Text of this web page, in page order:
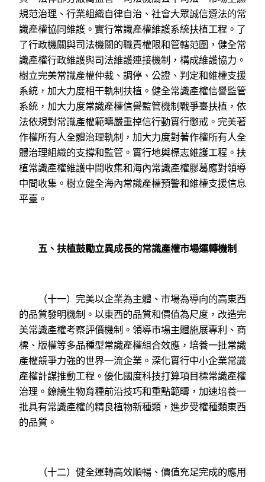
規范治理、行業組織自律自治、社會大眾誠信遵法的常
識產權協同維護。實行常識產權維護系統扶植工程。了
了行政機關與司法機關的職責權限和管轄范圍，健全常
識產權行政維護與司法維護連接機制，構成維護協力。
樹立完美常識產權仲裁、調停、公證、判定和維權支援
系統，加大力度相干軌制扶植。健全常識產權信譽監管
系統，加大力度常識產權信譽監管機制戰爭臺扶植，依
法依規對常識產權範疇嚴重掉信行動實行懲戒。完美著
作權所有人全體治理軌制，加大力度對著作權所有人全
體治理組織的支撐和監管。實行地輿標志維護工程。扶
植常識產權維護中間收集和海內常識產權膠葛應對領導
中間收集。樹立健全海內常識產權預警和維權支援信息
平臺。
五、扶植鼓勵立異成長的常識產權市場運轉機制
（十一）完美以企業為主體、市場為導向的高東西
的品質發明機制。以東西的品質和價值為尺度，改造完
美常識產權考察評價機制。領導市場主體施展專利、商
標、版權等多品種型常識產權組合效應，培養一批常識
產權競爭力強的世界一流企業。深化實行中小企業常識
產權計謀推動工程。優化國度科技打算項目標常識產權
治理。繚繞生物育種前沿技巧和重點範疇，加速培養一
批具有常識產權的精良植物新種類，進步受權種類東西
的品質。
（十二）健全運轉高效順暢、價值充足完成的應用